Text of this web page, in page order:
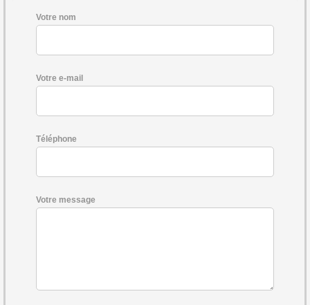
Votre nom
Votre e-mail
Téléphone
Votre message